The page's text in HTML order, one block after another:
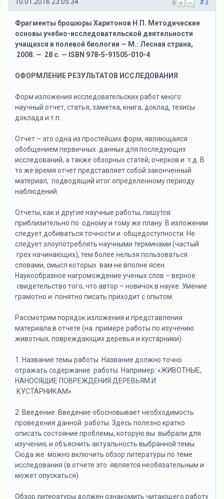
#3
0
10.01.2016 23:05:34
Фрагменты брошюры Харитонов Н.П. Методические
основы учебно-исследовательской деятельности
учащихся в полевой биологии — М.: Лесная страна,
2008. — 28 с. — ISBN 978-5-91505-010-4
ОФОРМЛЕНИЕ РЕЗУЛЬТАТОВ ИССЛЕДОВАНИЯ
Форм изложения исследовательских работ много:
научный отчет, статья, заметка, книга, доклад, тезисы
доклада и т.п.
Отчет – это одна из простейших форм, являющаяся
обобщением первичных данных для последующих
исследований, а также обзорных статей, очерков и т.д. В
то же время отчет представляет собой законченный
материал, подводящий итог определенному периоду
наблюдений.
Отчеты, как и другие научные работы, пишутся
приблизительно по одному и тому же плану. В изложении
следует добиваться точности и общедоступности. Не
следует злоупотреблять научными терминами (частый
грех начинающих), тем более нельзя пользоваться
словами, смысл которых вам не вполне ясен.
Наукообразное нагромождение ученых слов – верное
свидетельство того, что автор – новичок в науке. Умение
грамотно и понятно писать приходит с опытом.
Рассмотрим порядок изложения и представления
материала в отчете (на примере работы по изучению
животных, повреждающих деревья и кустарники):
1. Название темы работы. Название должно точно
отражать содержание работы. Например: «ЖИВОТНЫЕ,
НАНОСЯЩИЕ ПОВРЕЖДЕНИЯ ДЕРЕВЬЯМ И
КУСТАРНИКАМ».
2. Введение. Введение обосновывает необходимость
проведения данной работы. Здесь полезно кратко
описать состояние проблемы, которую вы выбрали для
изучения, и объяснить актуальность выбранной темы.
Сюда же можно включить обзор литературы по теме
исследования (в отчете это является необязательным и
может опускаться).
Обзор литературы должен ознакомить читающего работу